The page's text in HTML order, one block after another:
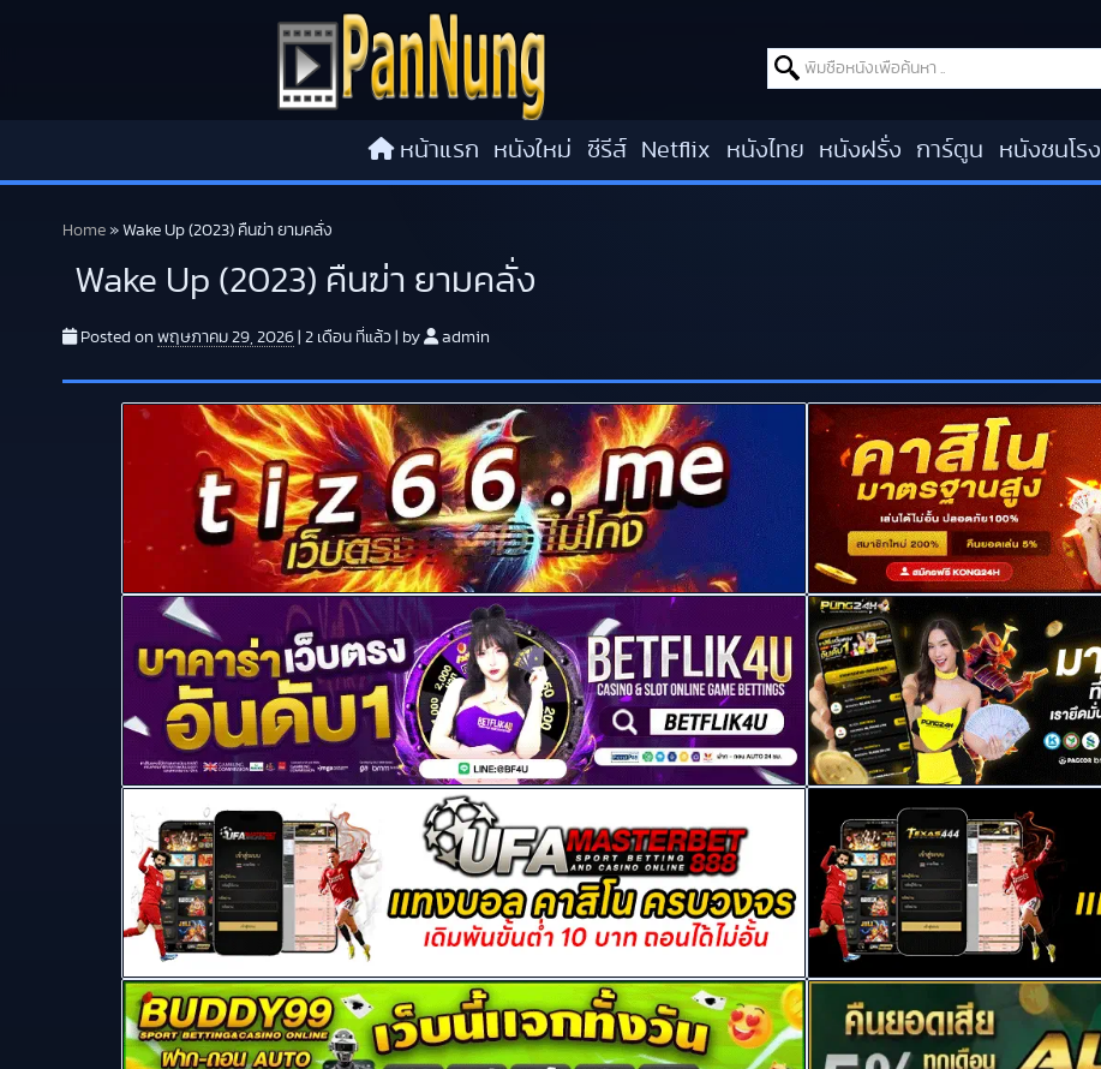
Search for:
หน้าแรก หนังใหม่ ซีรีส์ Netflix หนังไทย หนังฝรั่ง การ์ตูน หนังชนโรง
Home » Wake Up (2023) คืนฆ่า ยามคลั่ง
Wake Up (2023) คืนฆ่า ยามคลั่ง
Posted on พฤษภาคม 29, 2026 2 เดือน ที่แล้ว by admin